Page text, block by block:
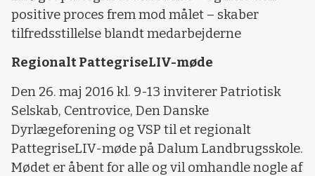
positive proces frem mod målet – skaber
tilfredsstillelse blandt medarbejderne
Regionalt PattegriseLIV-møde
Den 26. maj 2016 kl. 9-13 inviterer Patriotisk
Selskab, Centrovice, Den Danske
Dyrlægeforening og VSP til et regionalt
PattegriseLIV-møde på Dalum Landbrugsskole.
Mødet er åbent for alle og vil omhandle nogle af